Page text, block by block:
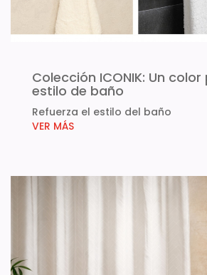
Colección ICONIK: Un
estilo de baño
Refuerza el estilo del baño
VER MÁS